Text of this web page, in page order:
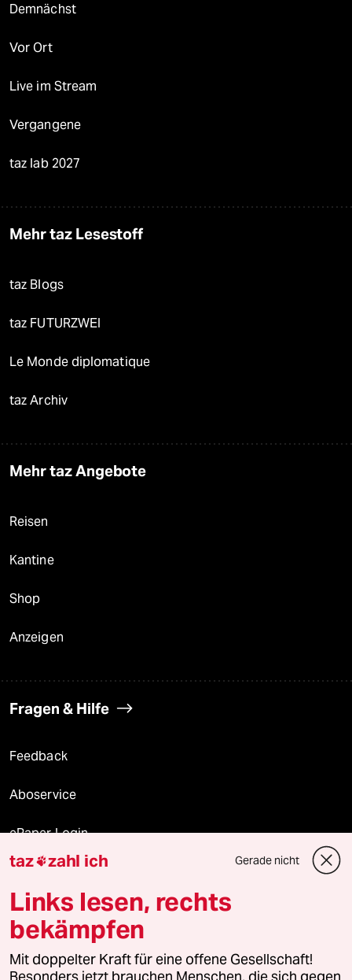
Demnächst
Vor Ort
Live im Stream
Vergangene
taz lab 2027
Mehr taz Lesestoff
taz Blogs
taz FUTURZWEI
Le Monde diplomatique
taz Archiv
Mehr taz Angebote
Reisen
Kantine
Shop
Anzeigen
Fragen & Hilfe
Feedback
Aboservice
ePaper Login
Downloads für Abonnierende
© 2026 taz Verlags und Vertriebs GmbH
Alle Rechte vorbehalten. Bei rechtlichen Fragen oder für Genehmigungen
wenden Sie sich bitte an
lizenzen@taz.de
taz zahl ich Gerade nicht
Links lesen, rechts
bekämpfen
Mit doppelter Kraft für eine offene Gesellschaft!